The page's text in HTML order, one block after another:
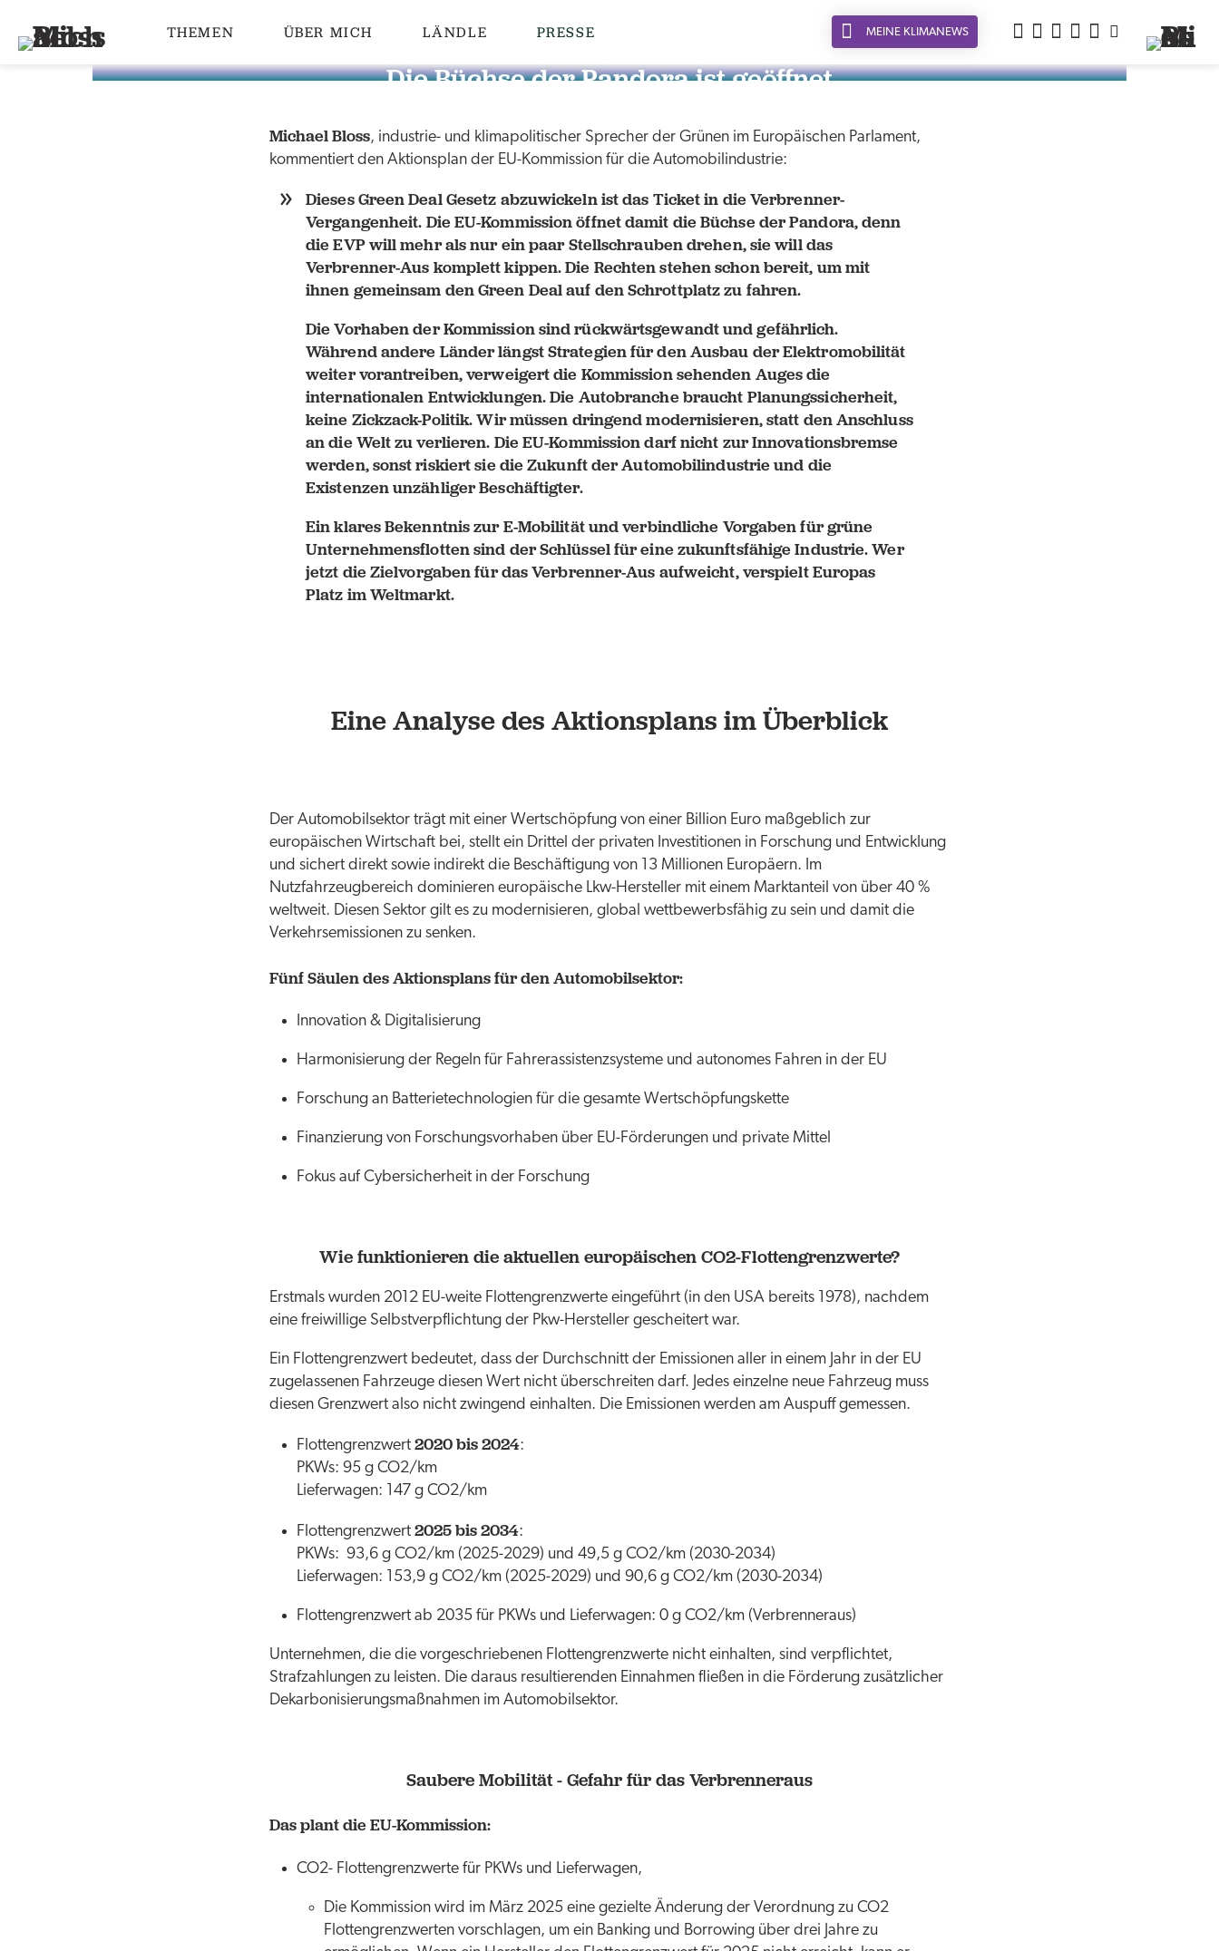
THEMEN ÜBER MICH LÄNDLE PRESSE MEINE KLIMANEWS
Die Büchse der Pandora ist geöffnet
Michael Bloss, industrie- und klimapolitischer Sprecher der Grünen im Europäischen Parlament,
kommentiert den Aktionsplan der EU-Kommission für die Automobilindustrie:
Dieses Green Deal Gesetz abzuwickeln ist das Ticket in die Verbrenner-
Vergangenheit. Die EU-Kommission öffnet damit die Büchse der Pandora, denn
die EVP will mehr als nur ein paar Stellschrauben drehen, sie will das
Verbrenner-Aus komplett kippen. Die Rechten stehen schon bereit, um mit
ihnen gemeinsam den Green Deal auf den Schrottplatz zu fahren.
Die Vorhaben der Kommission sind rückwärtsgewandt und gefährlich.
Während andere Länder längst Strategien für den Ausbau der Elektromobilität
weiter vorantreiben, verweigert die Kommission sehenden Auges die
internationalen Entwicklungen. Die Autobranche braucht Planungssicherheit,
keine Zickzack-Politik. Wir müssen dringend modernisieren, statt den Anschluss
an die Welt zu verlieren. Die EU-Kommission darf nicht zur Innovationsbremse
werden, sonst riskiert sie die Zukunft der Automobilindustrie und die
Existenzen unzähliger Beschäftigter.
Ein klares Bekenntnis zur E-Mobilität und verbindliche Vorgaben für grüne
Unternehmensflotten sind der Schlüssel für eine zukunftsfähige Industrie. Wer
jetzt die Zielvorgaben für das Verbrenner-Aus aufweicht, verspielt Europas
Platz im Weltmarkt.
Eine Analyse des Aktionsplans im Überblick
Der Automobilsektor trägt mit einer Wertschöpfung von einer Billion Euro maßgeblich zur
europäischen Wirtschaft bei, stellt ein Drittel der privaten Investitionen in Forschung und Entwicklung
und sichert direkt sowie indirekt die Beschäftigung von 13 Millionen Europäern. Im
Nutzfahrzeugbereich dominieren europäische Lkw-Hersteller mit einem Marktanteil von über 40 %
weltweit. Diesen Sektor gilt es zu modernisieren, global wettbewerbsfähig zu sein und damit die
Verkehrsemissionen zu senken.
Fünf Säulen des Aktionsplans für den Automobilsektor:
Innovation & Digitalisierung
Harmonisierung der Regeln für Fahrerassistenzsysteme und autonomes Fahren in der EU
Forschung an Batterietechnologien für die gesamte Wertschöpfungskette
Finanzierung von Forschungsvorhaben über EU-Förderungen und private Mittel
Fokus auf Cybersicherheit in der Forschung
Wie funktionieren die aktuellen europäischen CO2-Flottengrenzwerte?
Erstmals wurden 2012 EU-weite Flottengrenzwerte eingeführt (in den USA bereits 1978), nachdem
eine freiwillige Selbstverpflichtung der Pkw-Hersteller gescheitert war.
Ein Flottengrenzwert bedeutet, dass der Durchschnitt der Emissionen aller in einem Jahr in der EU
zugelassenen Fahrzeuge diesen Wert nicht überschreiten darf. Jedes einzelne neue Fahrzeug muss
diesen Grenzwert also nicht zwingend einhalten. Die Emissionen werden am Auspuff gemessen.
Flottengrenzwert 2020 bis 2024:
PKWs: 95 g CO2/km
Lieferwagen: 147 g CO2/km
Flottengrenzwert 2025 bis 2034:
PKWs: 93,6 g CO2/km (2025-2029) und 49,5 g CO2/km (2030-2034)
Lieferwagen: 153,9 g CO2/km (2025-2029) und 90,6 g CO2/km (2030-2034)
Flottengrenzwert ab 2035 für PKWs und Lieferwagen: 0 g CO2/km (Verbrenneraus)
Unternehmen, die die vorgeschriebenen Flottengrenzwerte nicht einhalten, sind verpflichtet,
Strafzahlungen zu leisten. Die daraus resultierenden Einnahmen fließen in die Förderung zusätzlicher
Dekarbonisierungsmaßnahmen im Automobilsektor.
Saubere Mobilität - Gefahr für das Verbrenneraus
Das plant die EU-Kommission:
CO2- Flottengrenzwerte für PKWs und Lieferwagen,
Die Kommission wird im März 2025 eine gezielte Änderung der Verordnung zu CO2
Flottengrenzwerten vorschlagen, um ein Banking und Borrowing über drei Jahre zu